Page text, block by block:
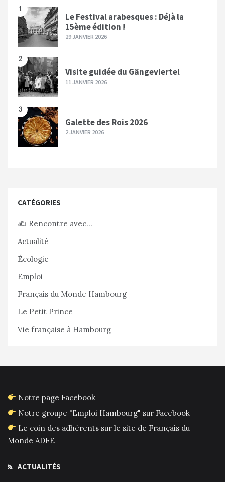
1
Le Festival arabesques : Déjà la
15ème édition !
29 JANVIER 2026
2
Visite guidée du Gängeviertel
11 JANVIER 2026
3
Galette des Rois 2026
2 JANVIER 2026
CATÉGORIES
✍️ Rencontre avec…
Actualité
Écologie
Emploi
Français du Monde Hambourg
Le Petit Prince
Vie française à Hambourg
Notre page Facebook
Notre groupe "Emploi Hambourg" sur Facebook
Le coin des adhérents sur le site de Français du
Monde ADFE
ACTUALITÉS